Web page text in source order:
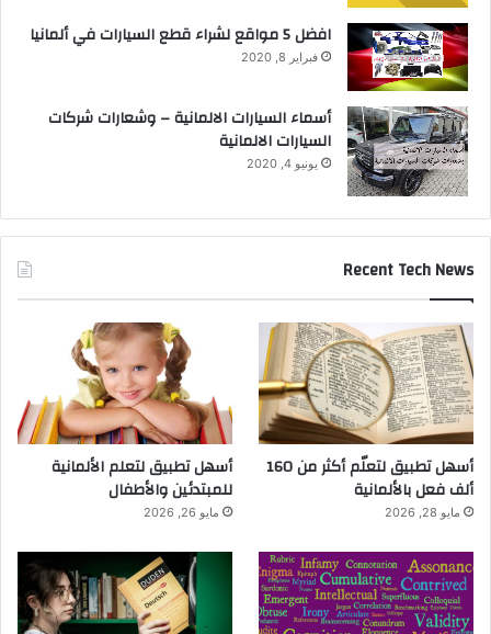
افضل 5 مواقع لشراء قطع السيارات في ألمانيا
فبراير 8, 2020
أسماء السيارات الالمانية – وشعارات شركات
السيارات الالمانية
يونيو 4, 2020
Recent Tech News
أسهل تطبيق لتعلّم أكثر من 160
ألف فعل بالألمانية
مايو 28, 2026
أسهل تطبيق لتعلم الألمانية
للمبتدئين والأطفال
مايو 26, 2026